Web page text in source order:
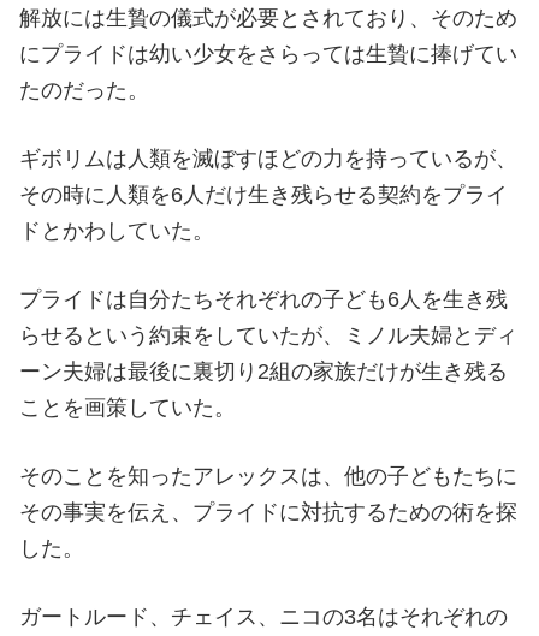
解放には生贄の儀式が必要とされており、そのため
にプライドは幼い少女をさらっては生贄に捧げてい
たのだった。
ギボリムは人類を滅ぼすほどの力を持っているが、
その時に人類を6人だけ生き残らせる契約をプライ
ドとかわしていた。
プライドは自分たちそれぞれの子ども6人を生き残
らせるという約束をしていたが、ミノル夫婦とディ
ーン夫婦は最後に裏切り2組の家族だけが生き残る
ことを画策していた。
そのことを知ったアレックスは、他の子どもたちに
その事実を伝え、プライドに対抗するための術を探
した。
ガートルード、チェイス、ニコの3名はそれぞれの